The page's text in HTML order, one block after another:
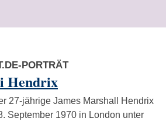
PORTRÄT
Hendrix
27-jährige James Marshall Hendrix
September 1970 in London unter